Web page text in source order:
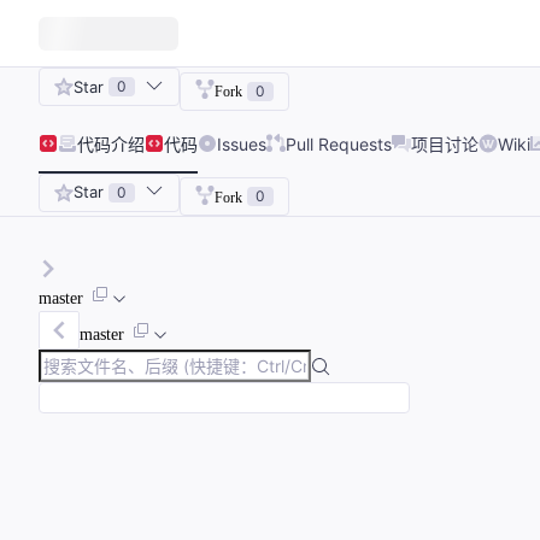
Star 0 Fork 0
代码介绍 代码 Issues Pull Requests 项目讨论 Wiki
Star 0 Fork 0
master
master